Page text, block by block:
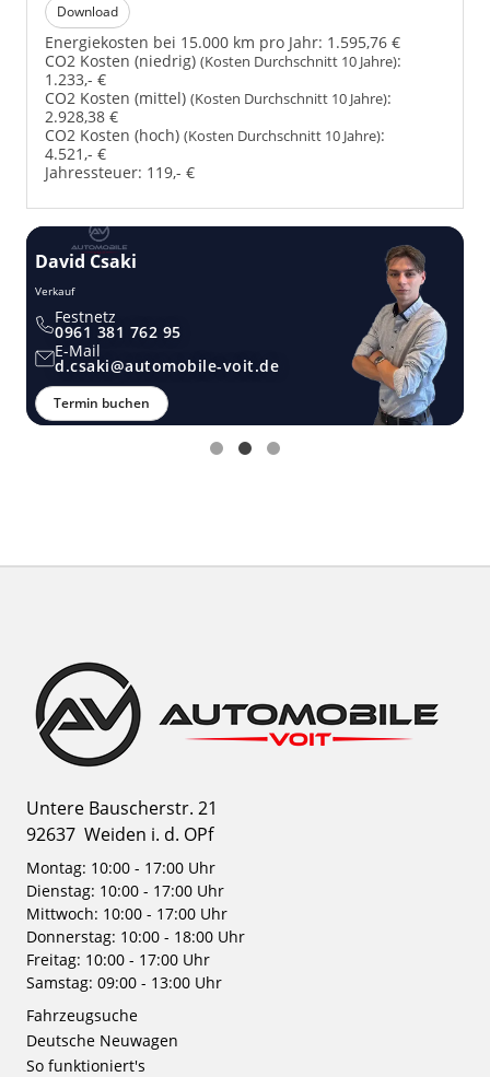
Download
Energiekosten bei 15.000 km pro Jahr: 1.595,76 €
CO2 Kosten (niedrig) (Kosten Durchschnitt 10 Jahre):
1.233,- €
CO2 Kosten (mittel) (Kosten Durchschnitt 10 Jahre):
2.928,38 €
CO2 Kosten (hoch) (Kosten Durchschnitt 10 Jahre):
4.521,- €
Jahressteuer: 119,- €
David Csaki
Verkauf
Festnetz
0961 381 762 95
E-Mail
d.csaki@automobile-voit.de
Termin buchen
Untere Bauscherstr. 21
92637 Weiden i. d. OPf
Montag: 10:00 - 17:00 Uhr
Dienstag: 10:00 - 17:00 Uhr
Mittwoch: 10:00 - 17:00 Uhr
Donnerstag: 10:00 - 18:00 Uhr
Freitag: 10:00 - 17:00 Uhr
Samstag: 09:00 - 13:00 Uhr
Fahrzeugsuche
Deutsche Neuwagen
So funktioniert's